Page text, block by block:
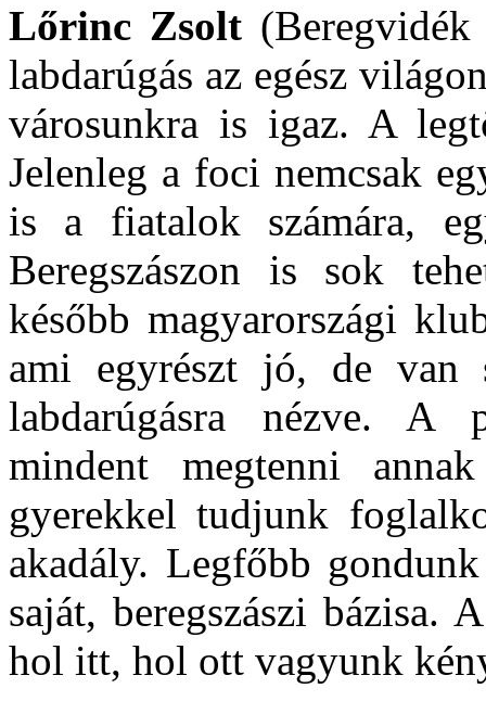
Lőrinc Zsolt
labdarúgás az egész
városunkra is igaz. A
Jelenleg a foci nemcsak
is a fiatalok számára,
Beregszászon is sok
később magyarországi
ami egyrészt jó, de van
labdarúgásra nézve. A
mindent megtenni
gyerekkel tudjunk
akadály. Legfőbb
saját, beregszászi bázisa.
hol itt, hol ott vagyunk